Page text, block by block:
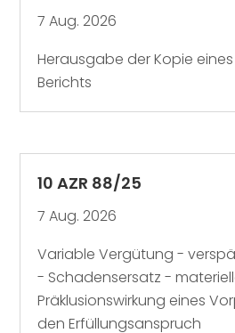
7 Aug. 2026
Herausgabe der Kopie
Berichts
10 AZR 88/25
7 Aug. 2026
Variable Vergütung -
- Schadensersatz -
Präklusionswirkung eines
den Erfüllungsanspruch